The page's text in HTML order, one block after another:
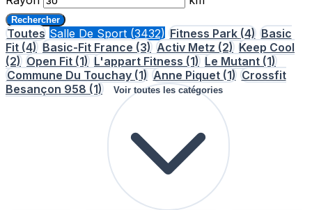
Rechercher
Toutes Salle De Sport (3432) Fitness Park (4) Basic
Fit (4) Basic-Fit France (3) Activ Metz (2) Keep Cool
(2) Open Fit (1) L'appart Fitness (1) Le Mutant (1)
Commune Du Touchay (1) Anne Piquet (1) Crossfit
Besançon 958 (1) Voir toutes les catégories